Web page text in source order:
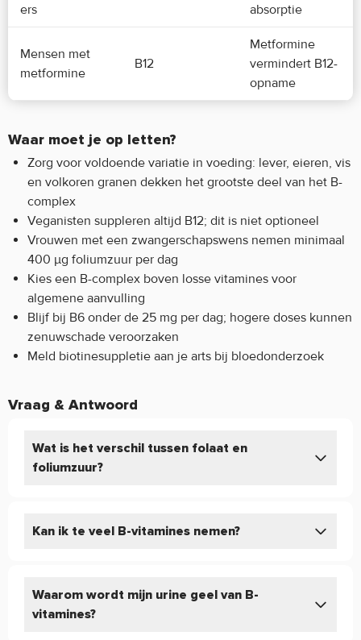
ers
absorptie
Mensen met
metformine
B12
Metformine
vermindert B12-
opname
Waar moet je op letten?
Zorg voor voldoende variatie in voeding: lever, eieren, vis
en volkoren granen dekken het grootste deel van het B-
complex
Veganisten suppleren altijd B12; dit is niet optioneel
Vrouwen met een zwangerschapswens nemen minimaal
400 μg foliumzuur per dag
Kies een B-complex boven losse vitamines voor
algemene aanvulling
Blijf bij B6 onder de 25 mg per dag; hogere doses kunnen
zenuwschade veroorzaken
Meld biotinesuppletie aan je arts bij bloedonderzoek
Vraag & Antwoord
Wat is het verschil tussen folaat en
foliumzuur?
Kan ik te veel B-vitamines nemen?
Waarom wordt mijn urine geel van B-
vitamines?